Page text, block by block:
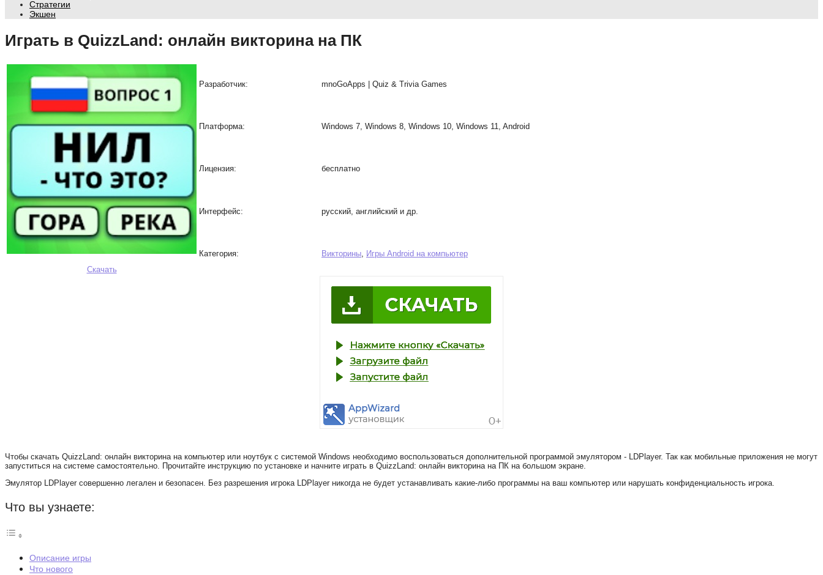
Стратегии
Экшен
Играть в QuizzLand: онлайн викторина на ПК
Скачать
Разработчик: mnoGoApps | Quiz & Trivia Games
Платформа: Windows 7, Windows 8, Windows 10, Windows 11, Android
Лицензия: бесплатно
Интерфейс: русский, английский и др.
Категория: Викторины, Игры Android на компьютер
Чтобы скачать QuizzLand: онлайн викторина на компьютер или ноутбук с системой Windows необходимо воспользоваться дополнительной программой эмулятором - LDPlayer. Так как мобильные приложения не могут
запуститься на системе самостоятельно. Прочитайте инструкцию по установке и начните играть в QuizzLand: онлайн викторина на ПК на большом экране.
Эмулятор LDPlayer совершенно легален и безопасен. Без разрешения игрока LDPlayer никогда не будет устанавливать какие-либо программы на ваш компьютер или нарушать конфиденциальность игрока.
Что вы узнаете:
Описание игры
Что нового